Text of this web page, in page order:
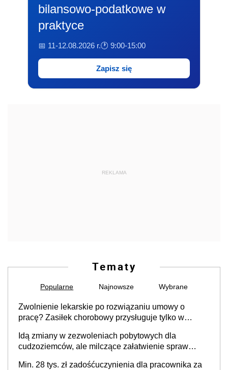
bilansowo-podatkowe w
praktyce
📅 11-12.08.2026 r.🕐 9:00-15:00
Zapisz się
REKLAMA
Tematy
Popularne Najnowsze Wybrane
Zwolnienie lekarskie po rozwiązaniu umowy o
pracę? Zasiłek chorobowy przysługuje tylko w
stosunku pracy
Idą zmiany w zezwoleniach pobytowych dla
cudzoziemców, ale milczące załatwienie spraw
Min. 28 tys. zł zadośćuczynienia dla pracownika za